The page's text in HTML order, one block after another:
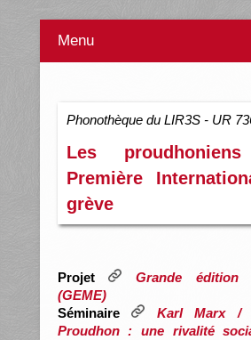
Menu
Phonothèque du LIR3S - UR
Les
Première
grève
Projet
Grande édition
(GEME)
Séminaire
Karl Marx /
Proudhon : une rivalité